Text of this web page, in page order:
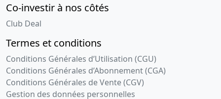
Co-investir à nos côtés
Club Deal
Termes et conditions
Conditions Générales d’Utilisation (CGU)
Conditions Générales d’Abonnement (CGA)
Conditions Générales de Vente (CGV)
Gestion des données personnelles